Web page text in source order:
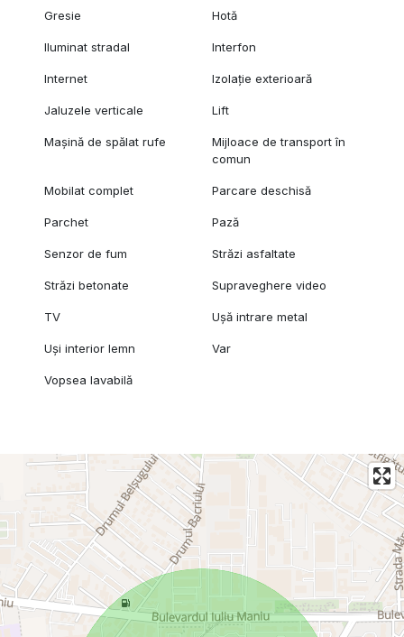
Gresie Hotă
Iluminat stradal Interfon
Internet Izolație exterioară
Jaluzele verticale Lift
Mașină de spălat rufe
Mijloace de transport în
comun
Mobilat complet Parcare deschisă
Parchet Pază
Senzor de fum Străzi asfaltate
Străzi betonate Supraveghere video
TV Ușă intrare metal
Uși interior lemn Var
Vopsea lavabilă